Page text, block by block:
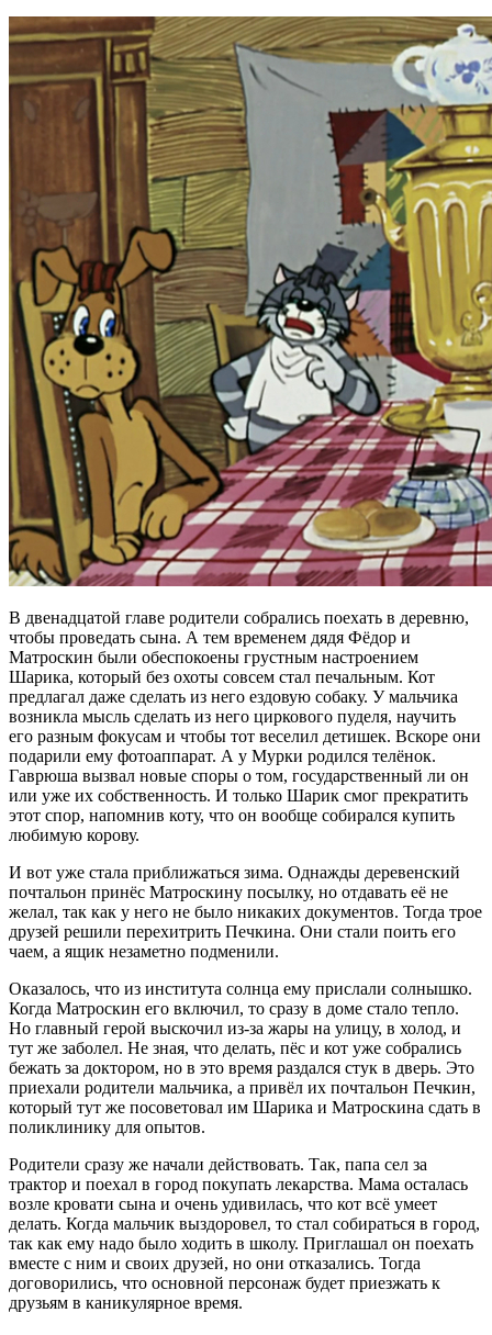
В двенадцатой главе родители собрались поехать в деревню,
чтобы проведать сына. А тем временем дядя Фёдор и
Матроскин были обеспокоены грустным настроением
Шарика, который без охоты совсем стал печальным. Кот
предлагал даже сделать из него ездовую собаку. У мальчика
возникла мысль сделать из него циркового пуделя, научить
его разным фокусам и чтобы тот веселил детишек. Вскоре они
подарили ему фотоаппарат. А у Мурки родился телёнок.
Гаврюша вызвал новые споры о том, государственный ли он
или уже их собственность. И только Шарик смог прекратить
этот спор, напомнив коту, что он вообще собирался купить
любимую корову.
И вот уже стала приближаться зима. Однажды деревенский
почтальон принёс Матроскину посылку, но отдавать её не
желал, так как у него не было никаких документов. Тогда трое
друзей решили перехитрить Печкина. Они стали поить его
чаем, а ящик незаметно подменили.
Оказалось, что из института солнца ему прислали солнышко.
Когда Матроскин его включил, то сразу в доме стало тепло.
Но главный герой выскочил из-за жары на улицу, в холод, и
тут же заболел. Не зная, что делать, пёс и кот уже собрались
бежать за доктором, но в это время раздался стук в дверь. Это
приехали родители мальчика, а привёл их почтальон Печкин,
который тут же посоветовал им Шарика и Матроскина сдать в
поликлинику для опытов.
Родители сразу же начали действовать. Так, папа сел за
трактор и поехал в город покупать лекарства. Мама осталась
возле кровати сына и очень удивилась, что кот всё умеет
делать. Когда мальчик выздоровел, то стал собираться в город,
так как ему надо было ходить в школу. Приглашал он поехать
вместе с ним и своих друзей, но они отказались. Тогда
договорились, что основной персонаж будет приезжать к
друзьям в каникулярное время.